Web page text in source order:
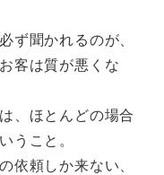
ず聞かれるのが、
客は質が悪くな
、ほとんどの場合
うこと。
依頼しか来ない、